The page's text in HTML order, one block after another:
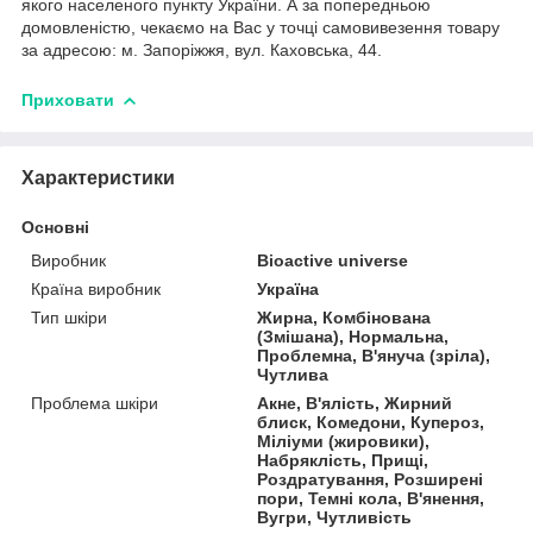
якого населеного пункту України. А за попередньою
домовленістю, чекаємо на Вас у точці самовивезення товару
за адресою: м. Запоріжжя, вул. Каховська, 44.
Приховати
Характеристики
Основні
Виробник
Bioactive universe
Країна виробник
Україна
Тип шкіри
Жирна, Комбінована
(Змішана), Нормальна,
Проблемна, В'януча (зріла),
Чутлива
Проблема шкіри
Акне, В'ялість, Жирний
блиск, Комедони, Купероз,
Міліуми (жировики),
Набряклість, Прищі,
Роздратування, Розширені
пори, Темні кола, В'янення,
Вугри, Чутливість